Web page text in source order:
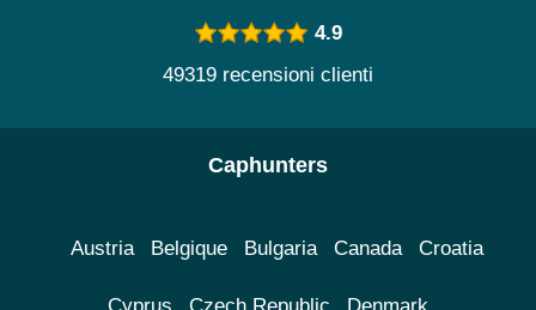
4.9
49319 recensioni clienti
Caphunters
Austria Belgique Bulgaria Canada Croatia